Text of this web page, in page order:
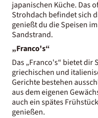
japanischen Küche. Das
Strohdach befindet sich
genießt du die Speisen
Sandstrand.
„Franco's“
Das „Franco's“ bietet dir
griechischen und
Gerichte bestehen
aus dem eigenen
auch ein spätes
genießen.